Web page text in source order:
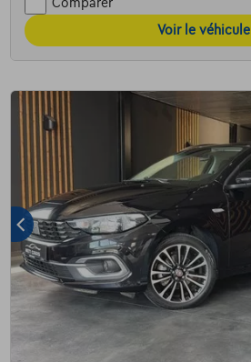
Comparer
Voir le véhicule